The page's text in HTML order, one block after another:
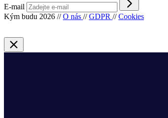
E-mail
Kým budu 2026 // O nás // GDPR // Cookies